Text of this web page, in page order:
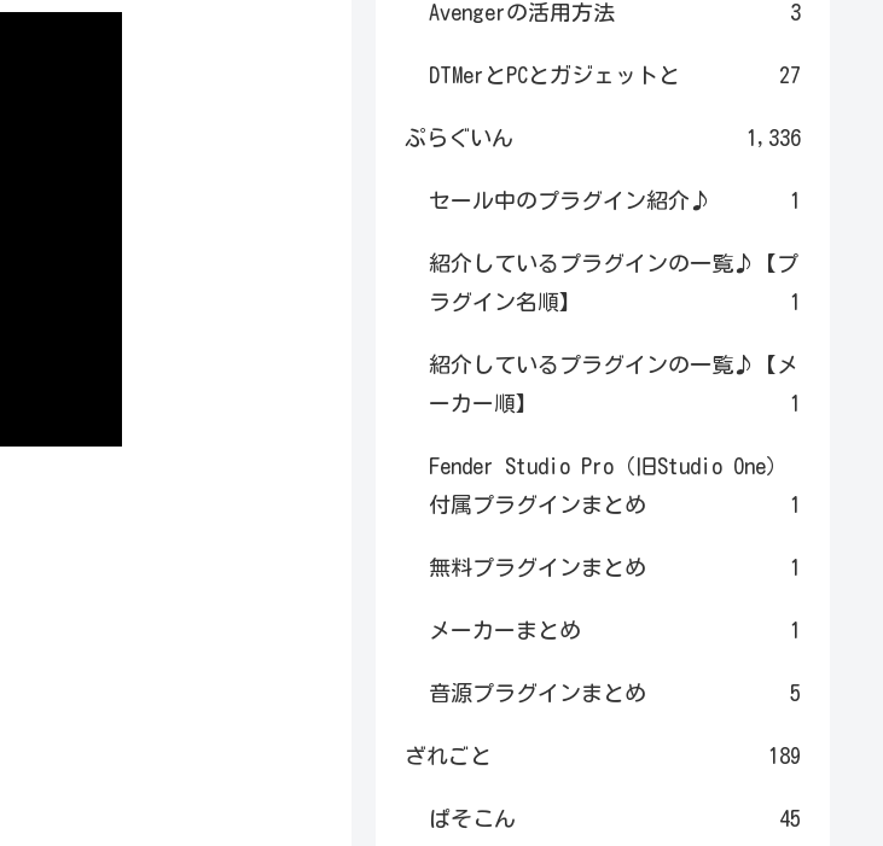
Avengerの活用方法 3
DTMerとPCとガジェットと 27
ぷらぐいん 1,336
セール中のプラグイン紹介♪ 1
紹介しているプラグインの一覧♪【プ
ラグイン名順】
1
紹介しているプラグインの一覧♪【メ
ーカー順】
1
Fender Studio Pro（旧Studio One）
付属プラグインまとめ
1
無料プラグインまとめ 1
メーカーまとめ 1
音源プラグインまとめ 5
ざれごと 189
ぱそこん 45